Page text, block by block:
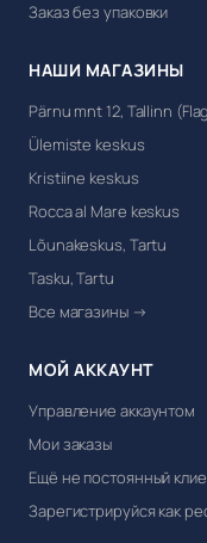
Заказ без упаковки
НАШИ МАГАЗИНЫ
Pärnu mnt 12, Tallinn
Ülemiste keskus
Kristiine keskus
Rocca al Mare keskus
Lõunakeskus, Tartu
Tasku, Tartu
Все магазины →
МОЙ АККАУНТ
Управление аккаунтом
Мои заказы
Ещё не постоянный
Зарегистрируйся как